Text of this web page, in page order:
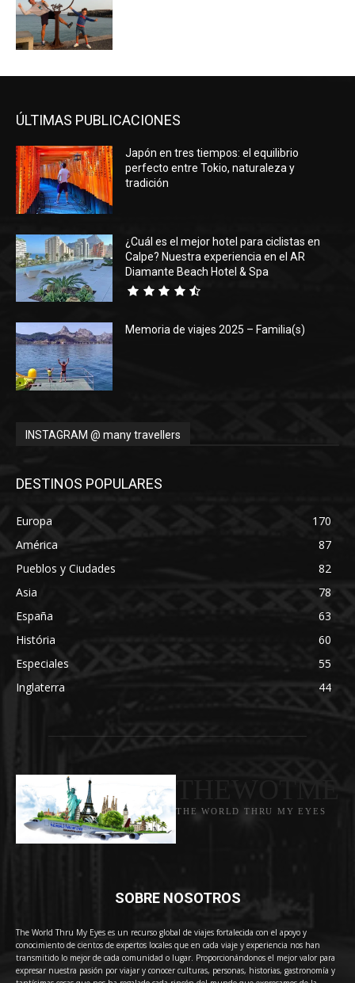
ÚLTIMAS PUBLICACIONES
Japón en tres tiempos: el equilibrio
perfecto entre Tokio, naturaleza y
tradición
¿Cuál es el mejor hotel para ciclistas en
Calpe? Nuestra experiencia en el AR
Diamante Beach Hotel & Spa
Memoria de viajes 2025 – Familia(s)
INSTAGRAM @ many travellers
DESTINOS POPULARES
Europa
170
América
87
Pueblos y Ciudades
82
Asia
78
España
63
História
60
Especiales
55
Inglaterra
44
THE WORLD THRU MY EYES
SOBRE NOSOTROS
The World Thru My Eyes es un recurso global de viajes fortalecida con el apoyo y
conocimiento de cientos de expertos locales que en cada viaje y experiencia nos han
transmitido lo mejor de cada comunidad o lugar. Proporcionándonos el mejor valor para
expresar nuestra pasión por viajar y conocer culturas, personas, historias, gastronomía y